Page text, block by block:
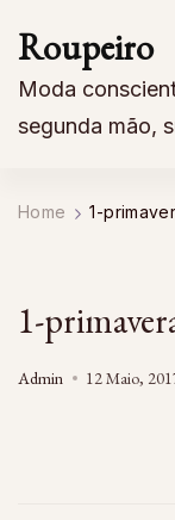
Roupeiro
Moda
segunda mão,
Home 1-
1-
Admin 12 Maio,